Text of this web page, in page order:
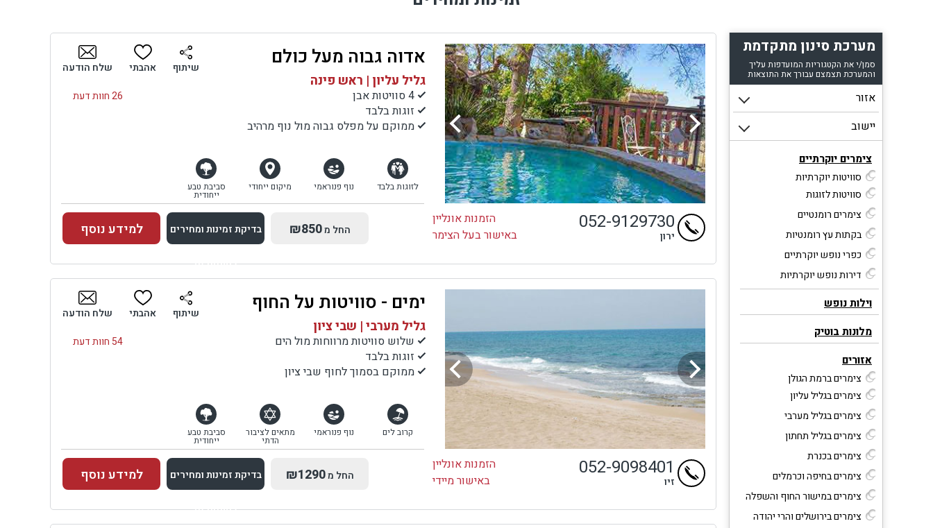
לטבע הישראלי ומאפשר מנוחה ושלווה להורים בשעה שילדיהם משחקים
בבריכה או על הדשא הסמוך.
מערכת סינון מתקדמת
סמן/י את הקטגוריות המועדפות עליך
והמערכת תצמצם עבורך את התוצאות
צימרים יוקרתיים
סוויטות יוקרתיות
סוויטות לזוגות
צימרים רומנטיים
בקתות עץ רומנטיות
כפרי נופש יוקרתיים
דירות נופש יוקרתיות
וילות נופש
מלונות בוטיק
אזורים
צימרים ברמת הגולן
צימרים בגליל עליון
צימרים בגליל מערבי
צימרים בגליל תחתון
צימרים בכנרת
צימרים בחיפה וכרמלים
צימרים במישור החוף והשפלה
צימרים בירושלים והרי יהודה
אדוה גבוה מעל כולם
גליל עליון | ראש פינה
26 חוות דעת
4 סוויטות אבן
זוגות בלבד
ממוקם על מפלס גבוה מול נוף מרהיב
שיתוף אהבתי שלח הודעה
לזוגות בלבד נוף פנוראמי מיקום ייחודי סביבת טבע
ייחודית
הזמנות אונליין
באישור בעל הצימר
052-9129730
ירון החל מ₪850 בדיקת זמינות ומחירים
למתחם זה
בדיקת זמינות ומחירים
למידע נוסף
ימים - סוויטות על החוף
גליל מערבי | שבי ציון
54 חוות דעת
שלוש סוויטות מרווחות מול הים
זוגות בלבד
ממוקם בסמוך לחוף שבי ציון
שיתוף אהבתי שלח הודעה
קרוב לים נוף פנוראמי מתאים לציבור
הדתי
סביבת טבע
ייחודית
הזמנות אונליין
באישור מיידי
052-9098401
זיו החל מ₪1290 בדיקת זמינות ומחירים
למתחם זה
למידע נוסף